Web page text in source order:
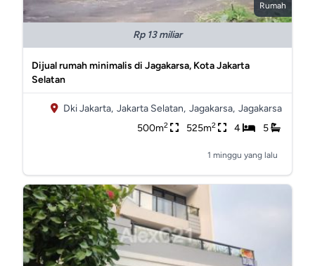
Rumah
Rp 13 miliar
Dijual rumah minimalis di Jagakarsa, Kota Jakarta
Selatan
Dki Jakarta, Jakarta Selatan, Jagakarsa, Jagakarsa
500m2 525m2 4 5
1 minggu yang lalu